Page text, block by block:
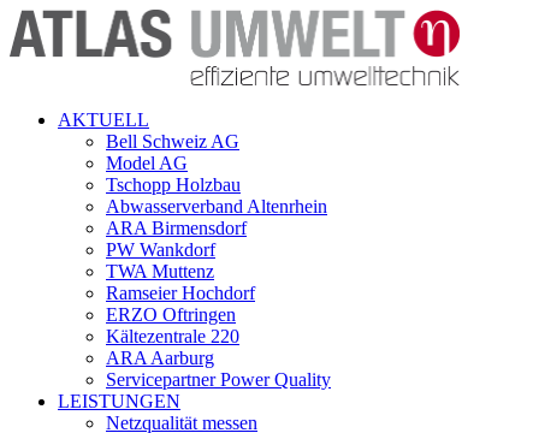
AKTUELL
Bell Schweiz AG
Model AG
Tschopp Holzbau
Abwasserverband Altenrhein
ARA Birmensdorf
PW Wankdorf
TWA Muttenz
Ramseier Hochdorf
ERZO Oftringen
Kältezentrale 220
ARA Aarburg
Servicepartner Power Quality
LEISTUNGEN
Netzqualität messen